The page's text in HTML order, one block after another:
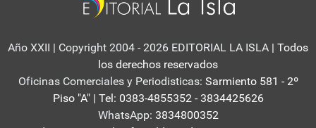
Año XXII | Copyright 2004 - 2026 EDITORIAL LA ISLA | Todos
los derechos reservados
Oficinas Comerciales y Periodisticas: Sarmiento 581 - 2º
Piso "A" | Tel: 0383-4855352 - 3834425626
WhatsApp: 3834800352